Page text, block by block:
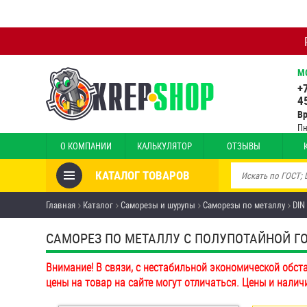
О КОМПАНИИ КАЛЬКУЛЯТОР ОТЗЫВЫ
КАТАЛОГ ТОВАРОВ
Товары со скидкой
Анкеры
Антивандальный крепёж,
инструмент
Болты и винты
Главная Каталог Саморезы и шурупы Саморезы по металлу
САМОРЕЗ ПО МЕТАЛЛУ С ПОЛУПОТАЙНОЙ
Внимание! В связи, с нестабильной экономической
цены на товар на сайте могут отличаться. Цены и